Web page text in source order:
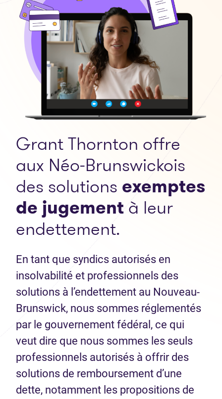
Grant Thornton offre
aux Néo-Brunswickois
des solutions exemptes
de jugementà leur
endettement.
En tant que syndics autorisés en
insolvabilité et professionnels des
solutions à l’endettement au Nouveau-
Brunswick, nous sommes réglementés
par le gouvernement fédéral, ce qui
veut dire que nous sommes les seuls
professionnels autorisés à offrir des
solutions de remboursement d’une
dette, notamment les propositions de